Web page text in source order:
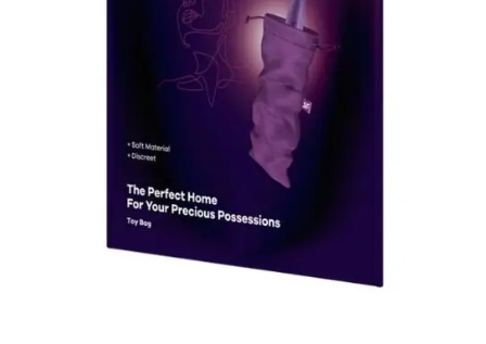
LEER MÁS